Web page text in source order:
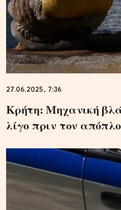
27.06.2025, 7:36
Κρήτη: Μηχανική
λίγο πριν τον